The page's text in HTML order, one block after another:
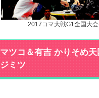
2017コマ大戦G1全国大
マツコ＆有吉 かりそめ
ジミツ